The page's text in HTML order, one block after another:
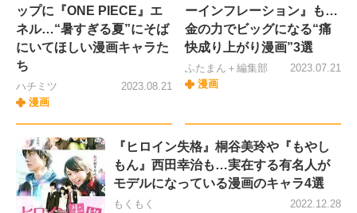
ップに『ONE PIECE』エ
ネル…“暑すぎる夏”にそば
にいてほしい漫画キャラた
ち
ハチミツ
漫画
2023.08.21
ーインフレーション』も…
金の力でビッグになる“痛
快成り上がり漫画”3選
ふたまん＋編集部
漫画
2023.07.21
『ヒロイン失格』桐谷美玲や『もやし
もん』西田幸治も…実在する有名人が
モデルになっている漫画のキャラ4選
もくもく
2022.12.28